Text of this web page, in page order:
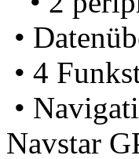
•
• 4
•
Navstar